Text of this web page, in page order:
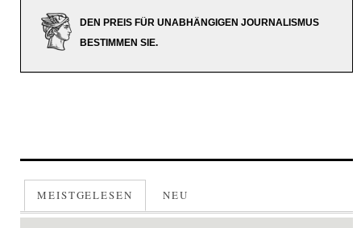
DEN PREIS FÜR UNABHÄNGIGEN JOURNALISMUS
BESTIMMEN SIE.
MEISTGELESEN NEU